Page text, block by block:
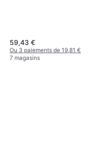
59,43 €
Ou 3 paiements de 19,81 €
7 magasins